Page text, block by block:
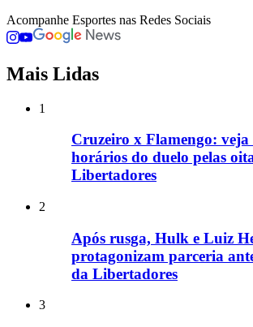
Acompanhe Esportes nas Redes Sociais
Mais Lidas
1
Cruzeiro x Flamengo: veja
horários do duelo pelas
Libertadores
2
Após rusga, Hulk e Luiz
protagonizam parceria
da Libertadores
3